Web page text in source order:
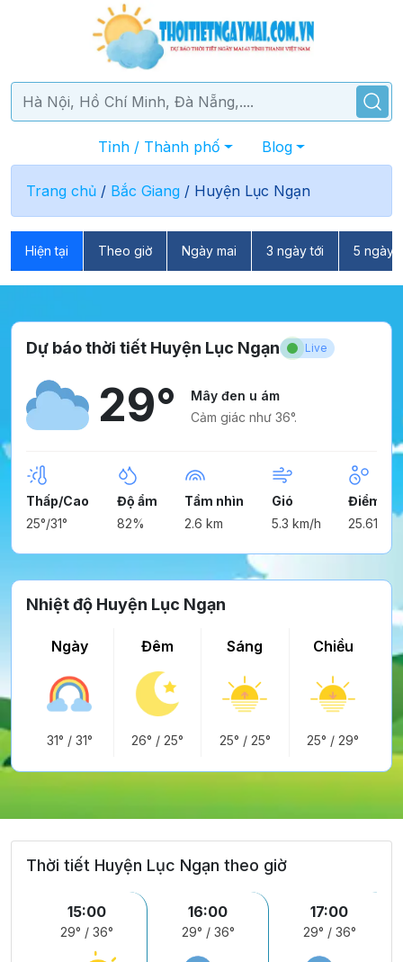
Tỉnh / Thành phố Blog
Trang chủ / Bắc Giang / Huyện Lục Ngạn
Hiện tại Theo giờ Ngày mai 3 ngày tới 5 ngày
Dự báo thời tiết Huyện Lục Ngạn Live
29°
Mây đen u ám
Cảm giác như 36°.
Thấp/Cao
25°/31°
Độ ẩm
82%
Tầm nhìn
2.6 km
Gió
5.3 km/h
Điểm
25.61°
Nhiệt độ Huyện Lục Ngạn
Ngày
31° / 31°
Đêm
26° / 25°
Sáng
25° / 25°
Chiều
25° /29°
Thời tiết Huyện Lục Ngạn theo giờ
15:00
29° / 36°
16:00
29° / 36°
17:00
29° / 36°